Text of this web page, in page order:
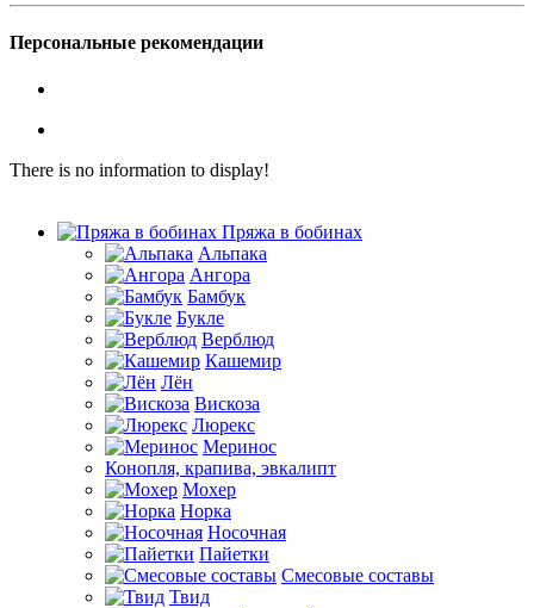
Персональные рекомендации
There is no information to display!
Пряжа в бобинах
Альпака
Ангора
Бамбук
Букле
Верблюд
Кашемир
Лён
Вискоза
Люрекс
Меринос
Конопля, крапива, эвкалипт
Мохер
Норка
Носочная
Пайетки
Смесовые составы
Твид